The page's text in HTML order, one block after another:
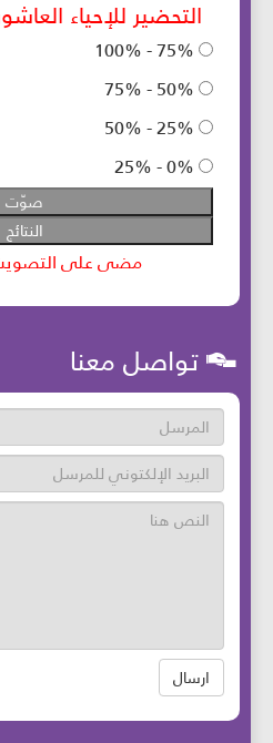
تواصل معنا
ارسال